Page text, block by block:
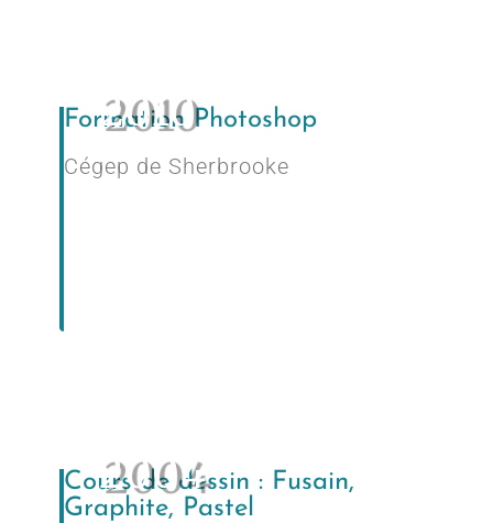
2010
Formation Photoshop
Cégep de Sherbrooke
2004
Cours de dessin : Fusain,
Graphite, Pastel